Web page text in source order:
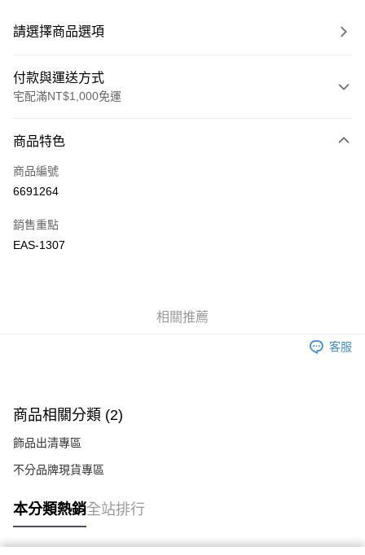
請選擇商品選項
付款與運送方式
宅配滿NT$1,000免運
信用卡一次付款
LINE Pay
悠遊付
每筆NT$60
付款後萊爾富取貨
每筆NT$60
付款後7-11取貨
每筆NT$60
商品特色
商品編號
6691264
銷售重點
EAS-1307
相關推薦
客服
商品相關分類 (2)
飾品出清專區
不分品牌現貨專區
本分類熱銷全站排行